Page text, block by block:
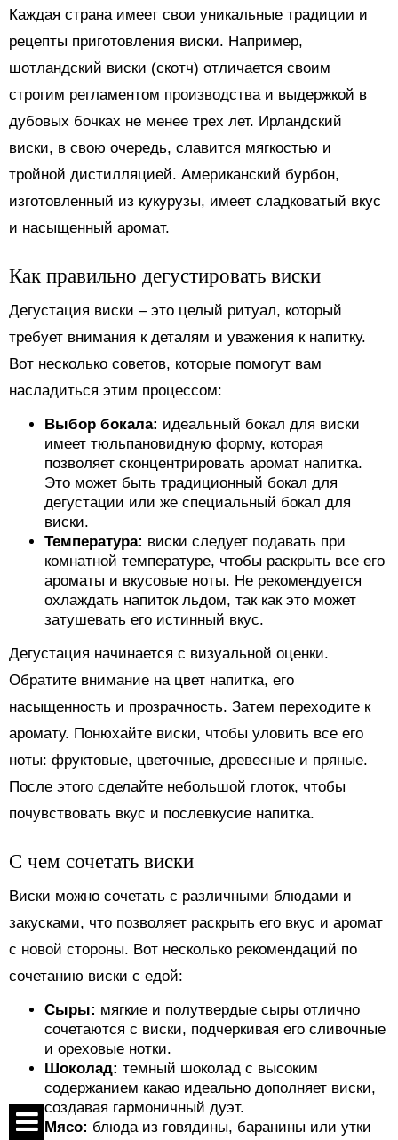
Каждая страна имеет свои уникальные традиции и
рецепты приготовления виски. Например,
шотландский виски (скотч) отличается своим
строгим регламентом производства и выдержкой в
дубовых бочках не менее трех лет. Ирландский
виски, в свою очередь, славится мягкостью и
тройной дистилляцией. Американский бурбон,
изготовленный из кукурузы, имеет сладковатый вкус
и насыщенный аромат.
Как правильно дегустировать виски
Дегустация виски – это целый ритуал, который
требует внимания к деталям и уважения к напитку.
Вот несколько советов, которые помогут вам
насладиться этим процессом:
Выбор бокала: идеальный бокал для виски
имеет тюльпановидную форму, которая
позволяет сконцентрировать аромат напитка.
Это может быть традиционный бокал для
дегустации или же специальный бокал для
виски.
Температура: виски следует подавать при
комнатной температуре, чтобы раскрыть все его
ароматы и вкусовые ноты. Не рекомендуется
охлаждать напиток льдом, так как это может
затушевать его истинный вкус.
Дегустация начинается с визуальной оценки.
Обратите внимание на цвет напитка, его
насыщенность и прозрачность. Затем переходите к
аромату. Понюхайте виски, чтобы уловить все его
ноты: фруктовые, цветочные, древесные и пряные.
После этого сделайте небольшой глоток, чтобы
почувствовать вкус и послевкусие напитка.
С чем сочетать виски
Виски можно сочетать с различными блюдами и
закусками, что позволяет раскрыть его вкус и аромат
с новой стороны. Вот несколько рекомендаций по
сочетанию виски с едой:
Сыры: мягкие и полутвердые сыры отлично
сочетаются с виски, подчеркивая его сливочные
и ореховые нотки.
Шоколад: темный шоколад с высоким
содержанием какао идеально дополняет виски,
создавая гармоничный дуэт.
Мясо: блюда из говядины, баранины или утки